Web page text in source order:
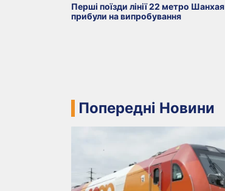
Перші поїзди лінії 22 метро Шанхая
прибули на випробування
Попередні Новини